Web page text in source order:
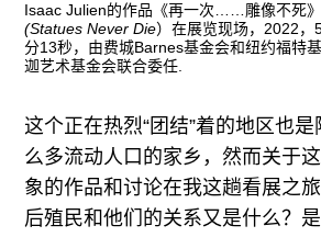
Isaac Julien的作品《再一次……雕像不死
(Statues Never Die）在展览现场，2022，
分13秒，由费城Barnes基金会和纽约福特
迦艺术基金会联合委任.
这个正在热烈“团结”着的地区也
么多流动人口的家乡，然而关于
象的作品和讨论在我这趟看展之旅
后殖民和他们的关系又是什么？